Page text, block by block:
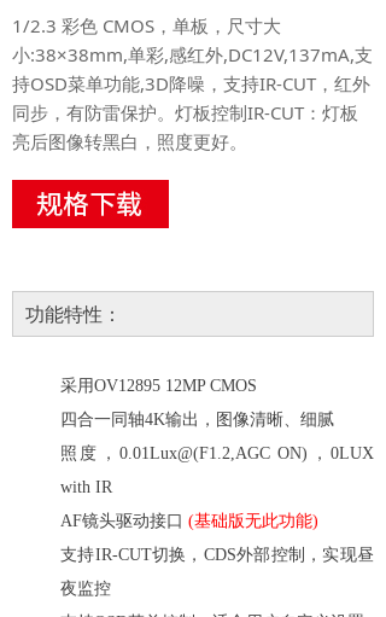
1/2.3 彩色 CMOS，单板，尺寸大
小:38×38mm,单彩,感红外,DC12V,137mA,支
持OSD菜单功能,3D降噪，支持IR-CUT，红外
同步，有防雷保护。灯板控制IR-CUT：灯板
亮后图像转黑白，照度更好。
功能特性：
采用OV12895 12MP CMOS
四合一同轴4K输出，图像清晰、细腻
照度， 0.01Lux@(F1.2,AGC ON) ，0LUX
with IR
AF镜头驱动接口 (基础版无此功能)
支持IR-CUT切换， CDS外部控制，实现昼
夜监控